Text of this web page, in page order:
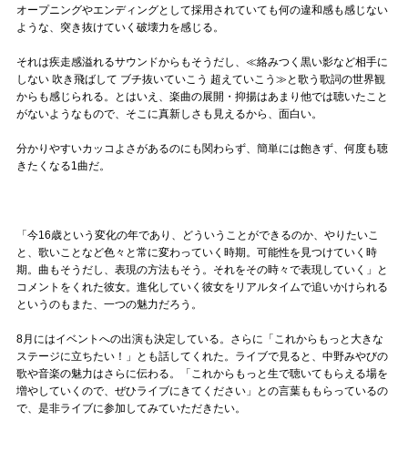
オープニングやエンディングとして採用されていても何の違和感も感じない
ような、突き抜けていく破壊力を感じる。
それは疾走感溢れるサウンドからもそうだし、≪絡みつく黒い影など相手に
しない 吹き飛ばして ブチ抜いていこう 超えていこう≫と歌う歌詞の世界観
からも感じられる。とはいえ、楽曲の展開・抑揚はあまり他では聴いたこと
がないようなもので、そこに真新しさも見えるから、面白い。
分かりやすいカッコよさがあるのにも関わらず、簡単には飽きず、何度も聴
きたくなる1曲だ。
「今16歳という変化の年であり、どういうことができるのか、やりたいこ
と、歌いことなど色々と常に変わっていく時期。可能性を見つけていく時
期。曲もそうだし、表現の方法もそう。それをその時々で表現していく」と
コメントをくれた彼女。進化していく彼女をリアルタイムで追いかけられる
というのもまた、一つの魅力だろう。
8月にはイベントへの出演も決定している。さらに「これからもっと大きな
ステージに立ちたい！」とも話してくれた。ライブで見ると、中野みやびの
歌や音楽の魅力はさらに伝わる。「これからもっと生で聴いてもらえる場を
増やしていくので、ぜひライブにきてください」との言葉ももらっているの
で、是非ライブに参加してみていただきたい。